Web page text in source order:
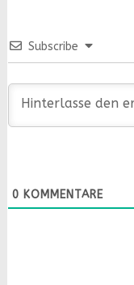
Subscribe
0 KOMMENTARE